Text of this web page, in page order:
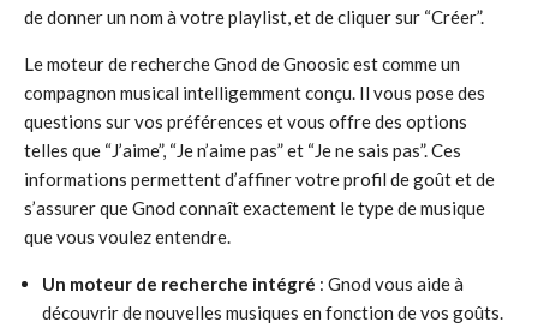
de donner un nom à votre playlist, et de cliquer sur “Créer”.
Le moteur de recherche Gnod de Gnoosic est comme un
compagnon musical intelligemment conçu. Il vous pose des
questions sur vos préférences et vous offre des options
telles que “J’aime”, “Je n’aime pas” et “Je ne sais pas”. Ces
informations permettent d’affiner votre profil de goût et de
s’assurer que Gnod connaît exactement le type de musique
que vous voulez entendre.
Un moteur de recherche intégré : Gnod vous aide à
découvrir de nouvelles musiques en fonction de vos goûts.